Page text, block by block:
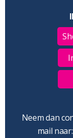
Neem dan
mail naar: